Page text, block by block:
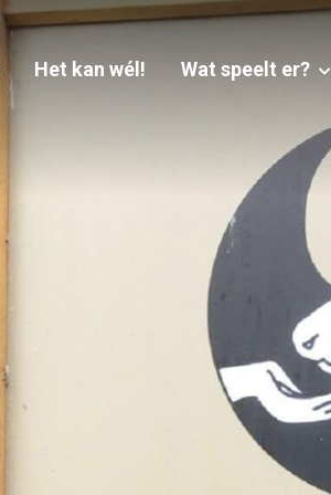
Het kan wél! Wat speelt er?